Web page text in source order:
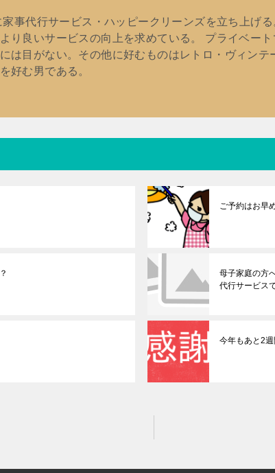
事代行サービス・ハッピークリーンズを立ち上げ
り良いサービスの向上を求めている。 プライベー
は目がない。その他に好むものはレトロ・ヴィンテ
好む男である。
ご予約はお早
母子家庭の方
代行サービス
今年もあと2週